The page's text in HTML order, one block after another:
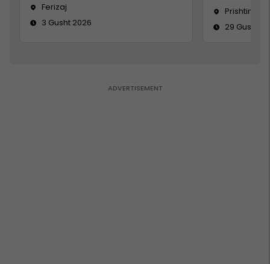
Ferizaj
3 Gusht 2026
Prishtinë
29 Gusht